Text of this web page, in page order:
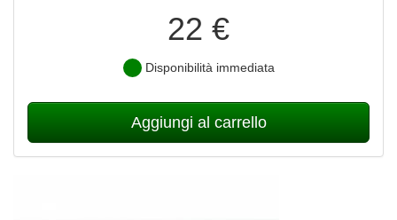
22 €
Disponibilità immediata
Aggiungi al carrello